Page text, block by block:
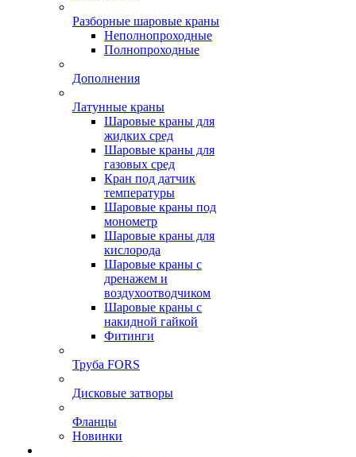
Разборные шаровые краны
Неполнопроходные
Полнопроходные
Дополнения
Латунные краны
Шаровые краны для
жидких сред
Шаровые краны для
газовых сред
Кран под датчик
температуры
Шаровые краны под
монометр
Шаровые краны для
кислорода
Шаровые краны с
дренажем и
воздухоотводчиком
Шаровые краны с
накидной гайкой
Фитинги
Труба FORS
Дисковые затворы
Фланцы
Новинки